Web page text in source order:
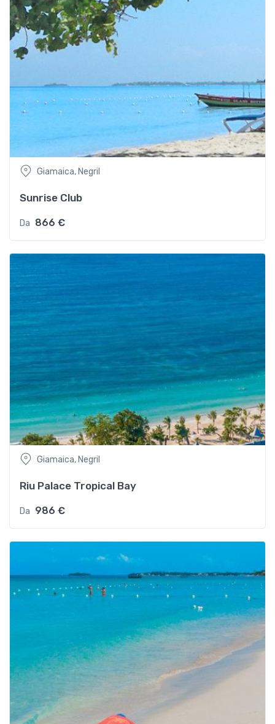
Giamaica, Negril
Sunrise Club
Da 866 €
Giamaica, Negril
Riu Palace Tropical Bay
Da 986 €